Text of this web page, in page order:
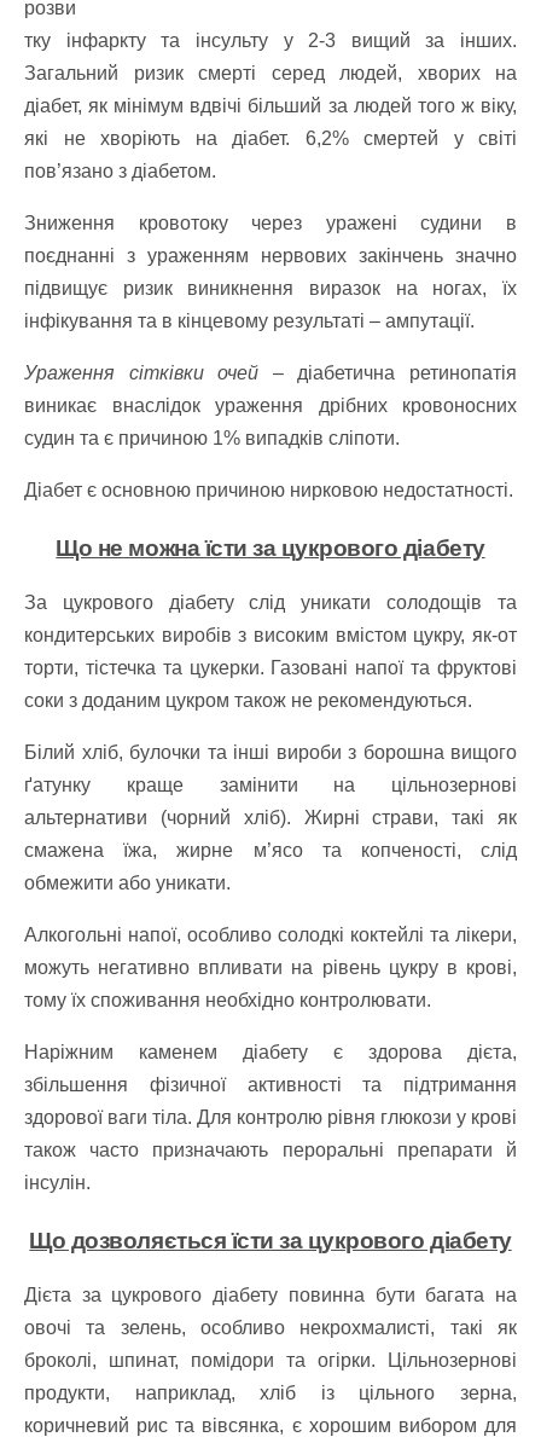
розви
тку інфаркту та інсульту у 2-3 вищий за інших.
Загальний ризик смерті серед людей, хворих на
діабет, як мінімум вдвічі більший за людей того ж віку,
які не хворіють на діабет. 6,2% cмертей у світі
пов’язано з діабетом.
Зниження кровотоку через уражені судини в
поєднанні з ураженням нервових закінчень значно
підвищує ризик виникнення виразок на ногах, їх
інфікування та в кінцевому результаті – ампутації.
Ураження сітківки очей – діабетична ретинопатія
виникає внаслідок ураження дрібних кровоносних
судин та є причиною 1% випадків сліпоти.
Діабет є основною причиною нирковою недостатності.
Що не можна їсти за цукрового діабету
За цукрового діабету слід уникати солодощів та
кондитерських виробів з високим вмістом цукру, як-от
торти, тістечка та цукерки. Газовані напої та фруктові
соки з доданим цукром також не рекомендуються.
Білий хліб, булочки та інші вироби з борошна вищого
ґатунку краще замінити на цільнозернові
альтернативи (чорний хліб). Жирні страви, такі як
смажена їжа, жирне м’ясо та копченості, слід
обмежити або уникати.
Алкогольні напої, особливо солодкі коктейлі та лікери,
можуть негативно впливати на рівень цукру в крові,
тому їх споживання необхідно контролювати.
Наріжним каменем діабету є здорова дієта,
збільшення фізичної активності та підтримання
здорової ваги тіла. Для контролю рівня глюкози у крові
також часто призначають пероральні препарати й
інсулін.
Що дозволяється їсти за цукрового діабету
Дієта за цукрового діабету повинна бути багата на
овочі та зелень, особливо некрохмалисті, такі як
броколі, шпинат, помідори та огірки. Цільнозернові
продукти, наприклад, хліб із цільного зерна,
коричневий рис та вівсянка, є хорошим вибором для